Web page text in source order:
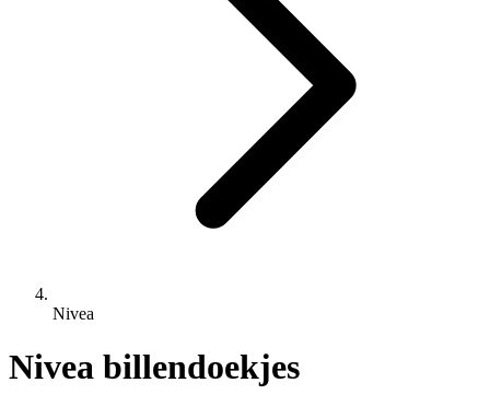
Nivea
Nivea billendoekjes